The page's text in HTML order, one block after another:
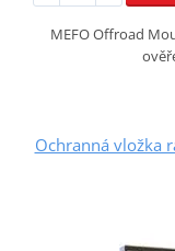
MEFO Offroad
Ochranná vložka